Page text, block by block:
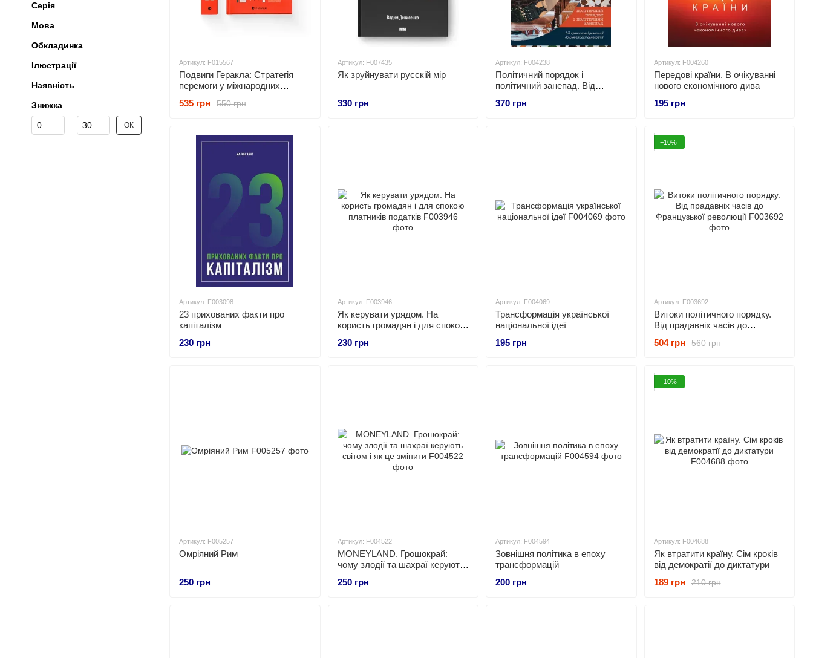
Артикул: F015567
Подвиги Геракла: Стратегія
перемоги у міжнародних
Лубківський550 грн
535 грн
Артикул: F007435
Як зруйнувати русскій мір
330 грн
Артикул: F004238
Політичний порядок і
політичний занепад. Від
глобалізації демократії
370 грн
Артикул: F004260
Передові країни. В очікуванні
нового економічного дива
195 грн
Артикул: F003098
23 прихованих факти про
капіталізм
230 грн
Артикул: F003946
Як керувати урядом. На
користь громадян і для спокою
230 грн
Артикул: F004069
Трансформація української
національної ідеї
195 грн
−10%
Артикул: F003692
Витоки політичного порядку.
Від прадавніх часів до
560 грн
504 грн
Артикул: F005257
Омріяний Рим
250 грн
Артикул: F004522
MONEYLAND. Грошокрай:
чому злодії та шахраї керують
250 грн
Артикул: F004594
Зовнішня політика в епоху
трансформацій
200 грн
−10%
Артикул: F004688
Як втратити країну. Сім кроків
від демократії до диктатури
210 грн
189 грн
Серія
Мова
Обкладинка
Ілюстрації
Наявність
Знижка
Від Знижка
До Знижка ОК